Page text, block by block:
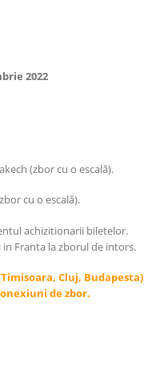
2022
(zbor cu o escală).
cu o escală).
achizitionarii biletelor.
in Franta la zborul de intors.
Cluj, Budapesta)
de zbor.